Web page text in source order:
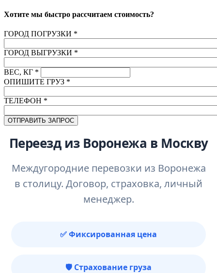
Хотите мы быстро рассчитаем стоимость?
ГОРОД ПОГРУЗКИ *
ГОРОД ВЫГРУЗКИ *
ВЕС, КГ *
ОПИШИТЕ ГРУЗ *
ТЕЛЕФОН *
Переезд из Воронежа в Москву
Междугородние перевозки из Воронежа
в столицу. Договор, страховка, личный
менеджер.
✅ Фиксированная цена
🛡️ Страхование груза